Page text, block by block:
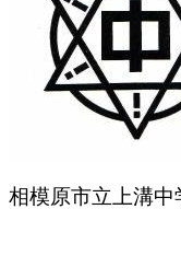
相模原市立上溝中